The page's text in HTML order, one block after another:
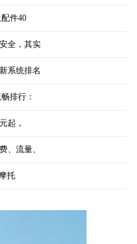
件40
全，其实
系统排名
排行：
起，
、流量、
托